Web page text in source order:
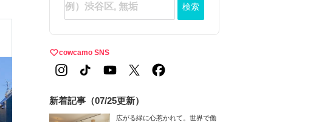
検索
cowcamo SNS
新着記事（07/25更新）
広がる緑に心惹かれて。世界で働